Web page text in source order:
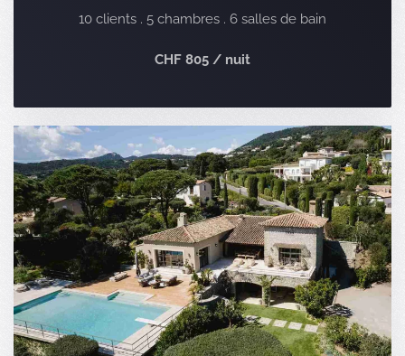
10 clients . 5 chambres . 6 salles de bain
CHF 805 / nuit